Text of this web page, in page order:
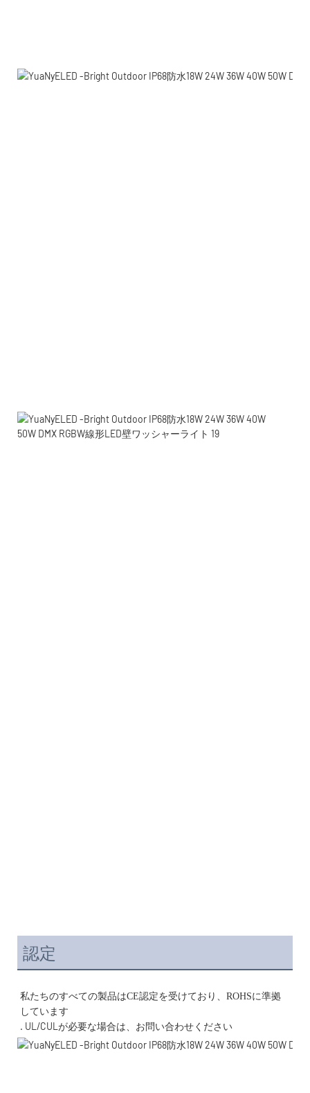
認定
私たちのすべての製品はCE認定を受けており、ROHSに準拠
. UL/CULが必要な場合は、お問い合わせください